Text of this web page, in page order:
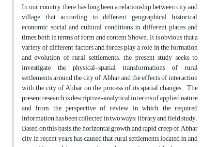
In our country, there has long been a relationship between city and
village that according to different geographical, historical,
economic, social and cultural conditions in different places and
times, both in terms of form and content Shown. It is obvious that a
variety of different factors and forces play a role in the formation
and evolution of rural settlements. the present study seeks to
investigate the physical-spatial transformations of rural
settlements around the city of Abhar and the effects of interaction
with the city of Abhar on the process of its spatial changes. The
present research is descriptive-analytical in terms of applied nature
and from the perspective of review, in which the required
information has been collected in two ways: library and field study.
Based on this basis, the horizontal growth and rapid creep of Abhar
city in recent years has caused that rural settlements located in and